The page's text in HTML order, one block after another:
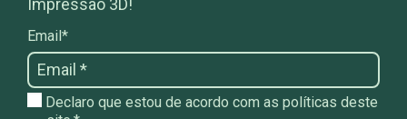
Impressão 3D!
Email*
Declaro que estou de acordo com as políticas deste